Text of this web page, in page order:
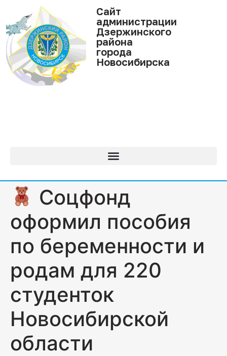
Cайт
администрации
Дзержинского
района
города
Новосибирска
Соцфонд
оформил пособия
по беременности и
родам для 220
студенток
Новосибирской
области